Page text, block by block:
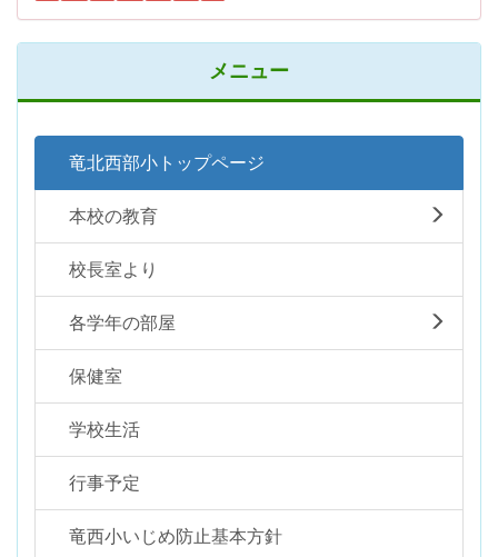
メニュー
竜北西部小トップページ
本校の教育
校長室より
各学年の部屋
保健室
学校生活
行事予定
竜西小いじめ防止基本方針